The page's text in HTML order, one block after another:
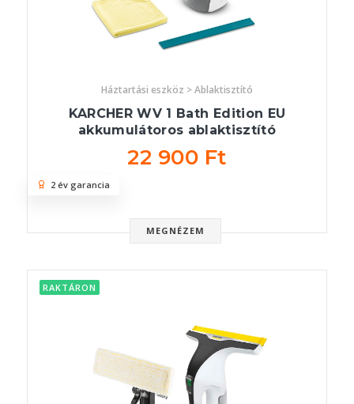
Háztartási eszköz > Ablaktisztító
KARCHER WV 1 Bath Edition EU
akkumulátoros ablaktisztító
22 900 Ft
MEGNÉZEM
2 év garancia
RAKTÁRON